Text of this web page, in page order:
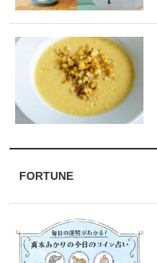
FORTUNE